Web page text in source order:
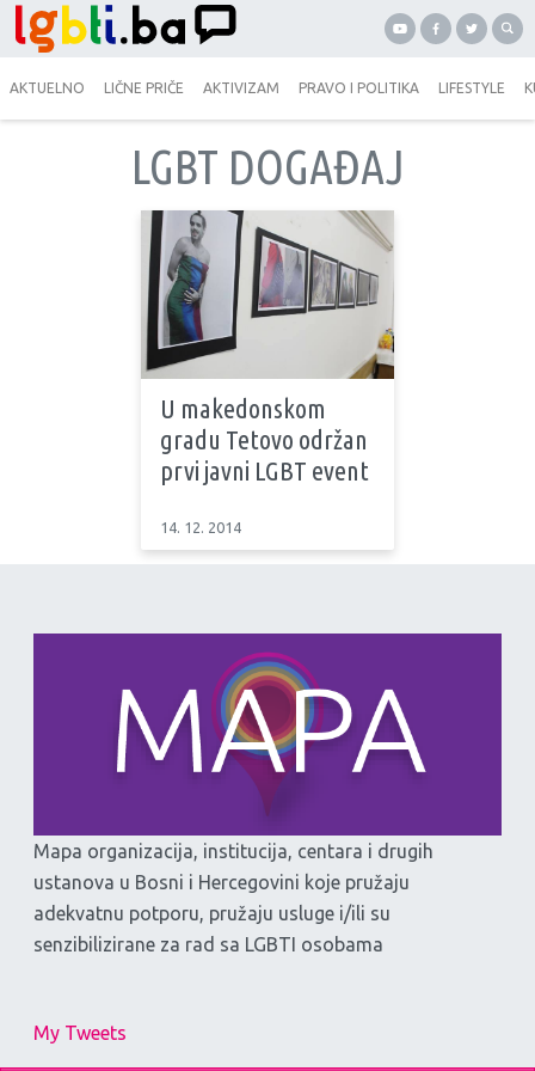
AKTUELNO LIČNE PRIČE AKTIVIZAM PRAVO I POLITIKA LIFESTYLE
LGBT DOGAĐAJ
U makedonskom
gradu Tetovo održan
prvi javni LGBT event
14. 12. 2014
Mapa organizacija, institucija, centara i drugih
ustanova u Bosni i Hercegovini koje pružaju
adekvatnu potporu, pružaju usluge i/ili su
senzibilizirane za rad sa LGBTI osobama
My Tweets